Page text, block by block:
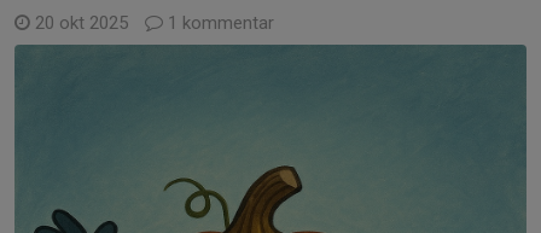
20 okt 2025 1 kommentar